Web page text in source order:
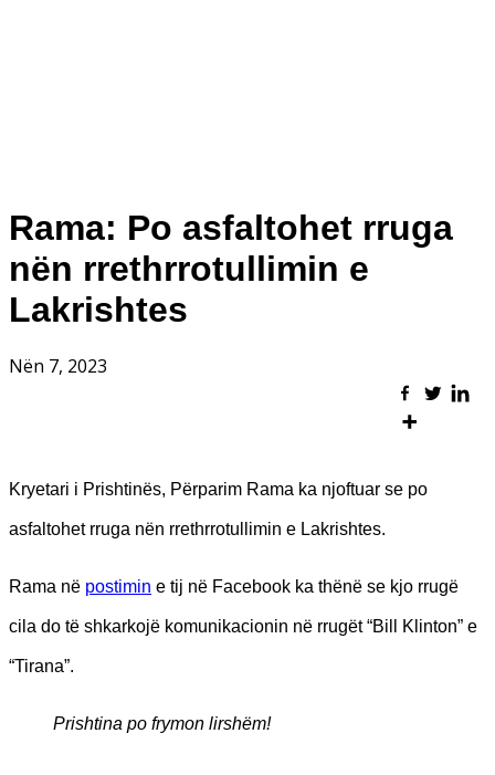
Rama: Po asfaltohet rruga
nën rrethrrotullimin e
Lakrishtes
Nën 7, 2023
Kryetari i Prishtinës, Përparim Rama ka njoftuar se po
asfaltohet rruga nën rrethrrotullimin e Lakrishtes.
Rama në postimin e tij në Facebook ka thënë se kjo rrugë
cila do të shkarkojë komunikacionin në rrugët “Bill Klinton” e
“Tirana”.
Prishtina po frymon lirshëm!